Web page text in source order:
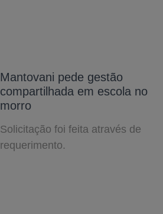
Mantovani pede gestão
compartilhada em escola no
morro
Solicitação foi feita através de
requerimento.